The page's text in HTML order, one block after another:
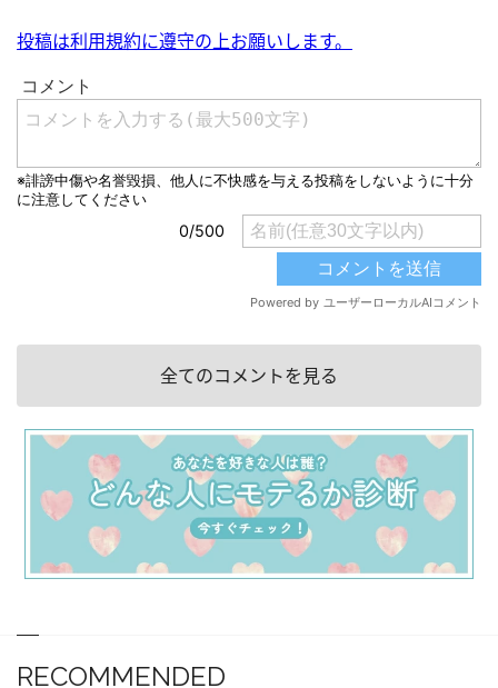
投稿は利用規約に遵守の上お願いします。
全てのコメントを見る
RECOMMENDED